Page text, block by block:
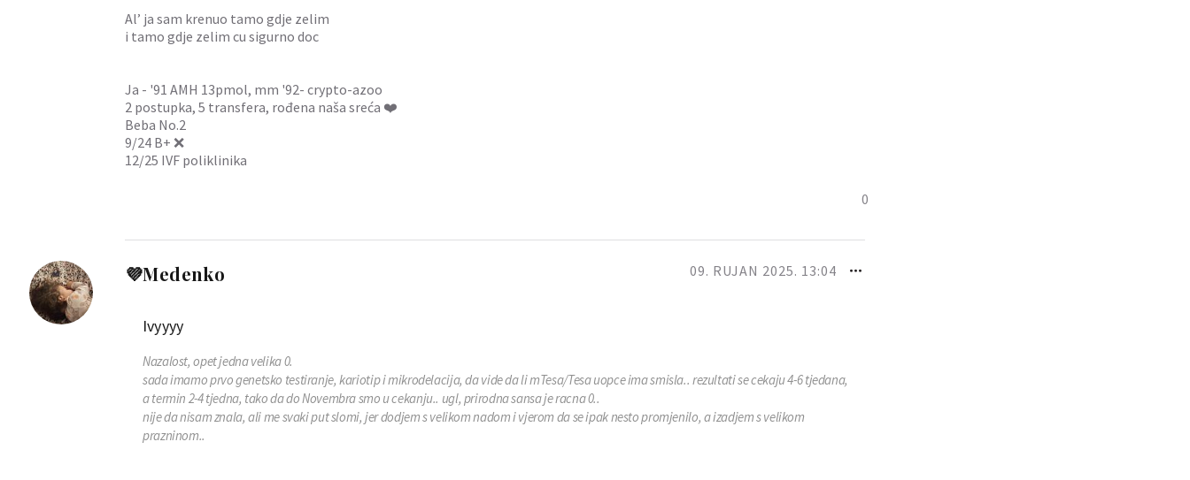
0
Al’ ja sam krenuo tamo gdje zelim
i tamo gdje zelim cu sigurno doc
Ja - '91 AMH 13pmol, mm '92- crypto-azoo
2 postupka, 5 transfera, rođena naša sreća ❤️
Beba No.2
9/24 B+ ❌
12/25 IVF poliklinika
💜Medenko 09. RUJAN 2025. 13:04
Ivyyyy
Nazalost, opet jedna velika 0.
sada imamo prvo genetsko testiranje, kariotip i mikrodelacija, da vide da li mTesa/Tesa uopce ima smisla.. rezultati se cekaju 4-6 tjedana,
a termin 2-4 tjedna, tako da do Novembra smo u cekanju.. ugl, prirodna sansa je racna 0..
nije da nisam znala, ali me svaki put slomi, jer dodjem s velikom nadom i vjerom da se ipak nesto promjenilo, a izadjem s velikom
prazninom..